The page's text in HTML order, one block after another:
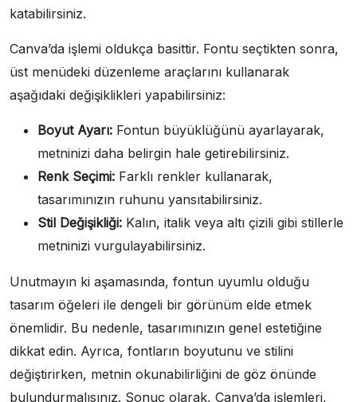
katabilirsiniz.
Canva’da işlemi oldukça basittir. Fontu seçtikten sonra,
üst menüdeki düzenleme araçlarını kullanarak
aşağıdaki değişiklikleri yapabilirsiniz:
Boyut Ayarı: Fontun büyüklüğünü ayarlayarak,
metninizi daha belirgin hale getirebilirsiniz.
Renk Seçimi: Farklı renkler kullanarak,
tasarımınızın ruhunu yansıtabilirsiniz.
Stil Değişikliği: Kalın, italik veya altı çizili gibi stillerle
metninizi vurgulayabilirsiniz.
Unutmayın ki aşamasında, fontun uyumlu olduğu
tasarım öğeleri ile dengeli bir görünüm elde etmek
önemlidir. Bu nedenle, tasarımınızın genel estetiğine
dikkat edin. Ayrıca, fontların boyutunu ve stilini
değiştirirken, metnin okunabilirliğini de göz önünde
bulundurmalısınız. Sonuç olarak, Canva’da işlemleri,